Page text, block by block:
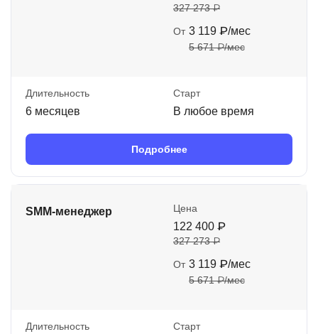
327 273 ₽
От 3 119 ₽/мес
5 671 ₽/мес
Длительность
6 месяцев
Старт
В любое время
Подробнее
SMM-менеджер Цена
122 400 ₽
327 273 ₽
От 3 119 ₽/мес
5 671 ₽/мес
Длительность Старт